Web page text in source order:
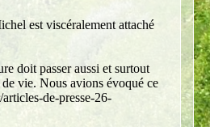
est viscéralement attaché
doit passer aussi et surtout
vie. Nous avions évoqué ce
de-presse-26-